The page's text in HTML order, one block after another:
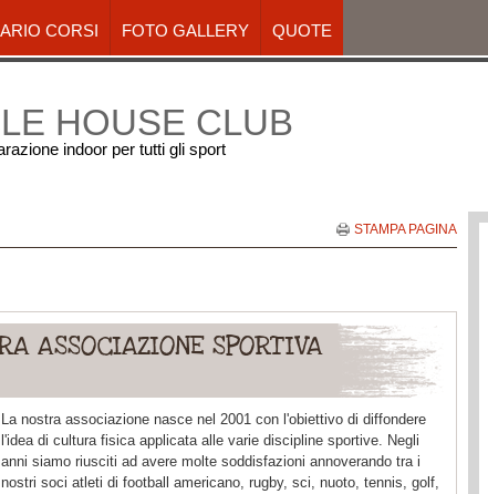
HOUSE CLUB
indoor per tutti gli sport
CORSI FOTO GALLERY QUOTE
STAMPA PAGINA
ASSOCIAZIONE SPORTIVA
La nostra associazione nasce nel 2001 con l'obiettivo di diffondere
l'idea di cultura fisica applicata alle varie discipline sportive. Negli
anni siamo riusciti ad avere molte soddisfazioni annoverando tra i
nostri soci atleti di football americano, rugby, sci, nuoto, tennis, golf,